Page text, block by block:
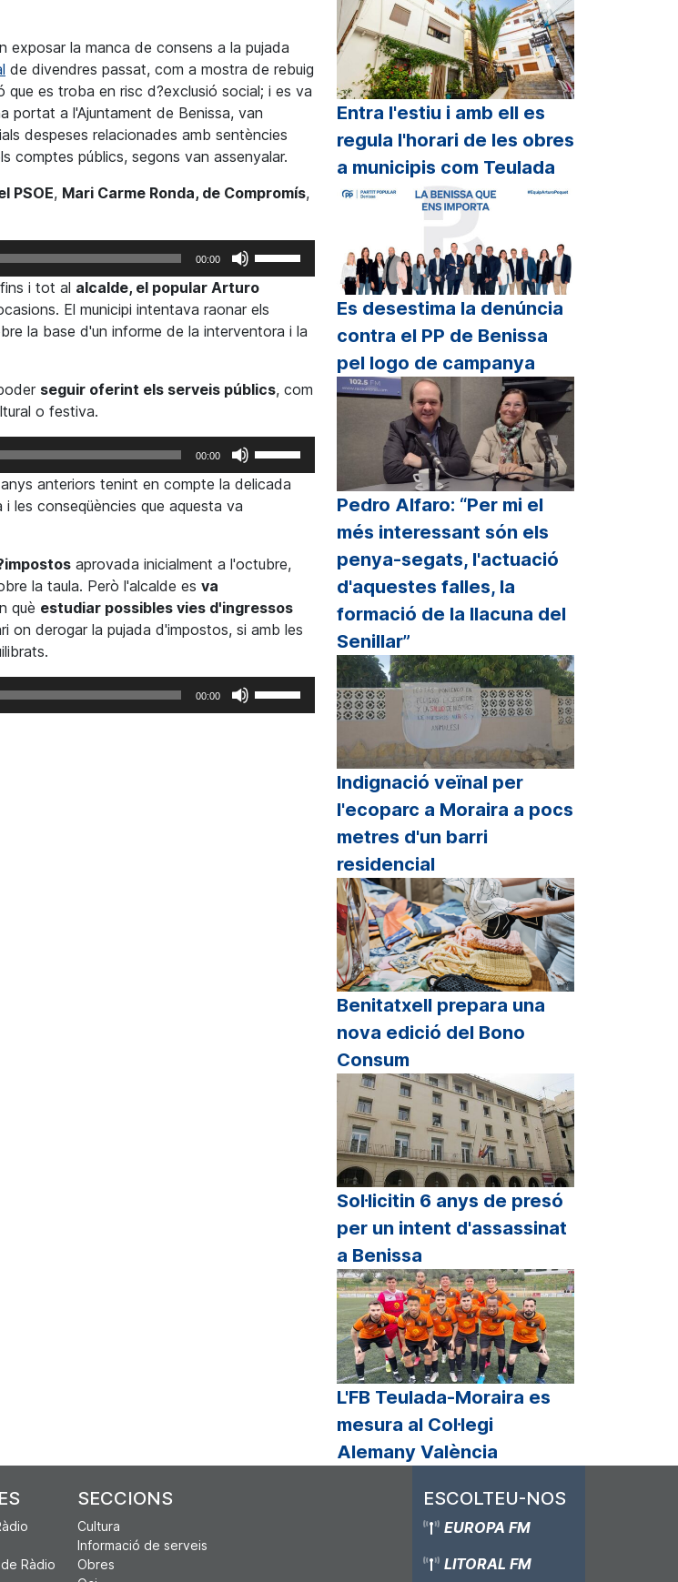
exposar la manca de consens a la pujada
de divendres passat, com a mostra de rebuig
es troba en risc d?exclusió social; i es va
portat a l'Ajuntament de Benissa, van
despeses relacionades amb sentències
comptes públics, segons van assenyalar.
PSOE, Mari Carme Ronda, de Compromís,
00:00
les
tecles
de
cap
amunt/cap
incrementar
el
volum.
i tot al alcalde, el popular Arturo
El municipi intentava raonar els
la base d'un informe de la interventora i la
seguir oferint els serveis públics, com
o festiva.
00:00
les
fletxa
avall
anteriors tenint en compte la delicada
les conseqüències que aquesta va
aprovada inicialment a l'octubre,
la taula. Però l'alcalde es va
què estudiar possibles vies d'ingressos
on derogar la pujada d'impostos, si amb les
00:00
Entra l'estiu i amb ell es
regula l'horari de les obres
a municipis com Teulada
Es desestima la denúncia
contra el PP de Benissa
pel logo de campanya
Pedro Alfaro: “Per mi el
més interessant són els
penya-segats, l'actuació
d'aquestes falles, la
formació de la llacuna del
Senillar”
Indignació veïnal per
l'ecoparc a Moraira a pocs
metres d'un barri
residencial
Benitatxell prepara una
nova edició del Bono
Consum
Sol·licitin 6 anys de presó
per un intent d'assassinat
a Benissa
L'FB Teulada-Moraira es
mesura al Col·legi
Alemany València
Ràdio
SECCIONS
Cultura
Informació de serveis
Obres
ESCOLTEU-NOS
EUROPA FM
LITORAL FM